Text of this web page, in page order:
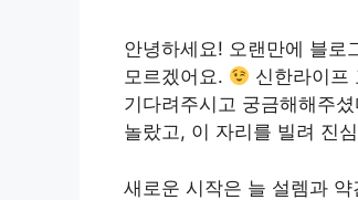
안녕하세요! 오랜만에 블로
모르겠어요.
신한라이프
기다려주시고 궁금해해주
놀랐고, 이 자리를 빌려 진
새로운 시작은 늘 설렘과